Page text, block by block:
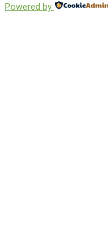
Powered by